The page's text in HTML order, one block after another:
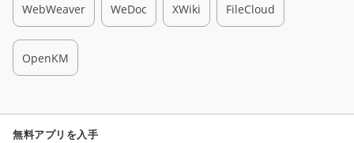
WebWeaver WeDoc XWiki FileCloud
OpenKM
無料アプリを入手